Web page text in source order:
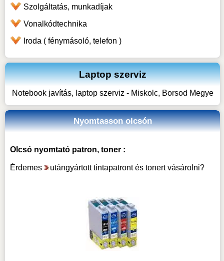
Szolgáltatás, munkadíjak
Vonalkódtechnika
Iroda ( fénymásoló, telefon )
Laptop szerviz
Notebook javítás, laptop szerviz - Miskolc, Borsod Megye
Nyomtasson olcsón
Olcsó nyomtató patron, toner :
Érdemes utángyártott tintapatront és tonert vásárolni?